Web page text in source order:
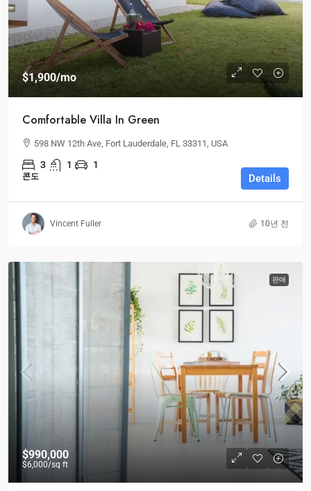
$1,900/mo
Comfortable Villa In Green
598 NW 12th Ave, Fort Lauderdale, FL 33311, USA
3 1 1
콘도 Details
Vincent Fuller 10년 전
판매
$990,000
$6,000/sq ft